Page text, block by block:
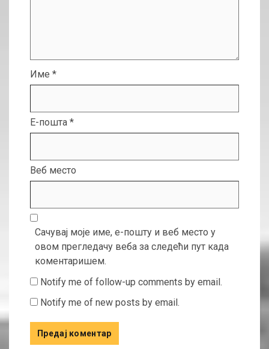
Име *
Е-пошта *
Веб место
Сачувај моје име, е-пошту и веб место у
овом прегледачу веба за следећи пут када
коментаришем.
Notify me of follow-up comments by email.
Notify me of new posts by email.